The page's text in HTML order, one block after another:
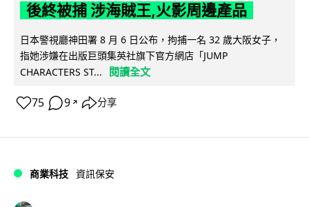
後終被捕 涉海賊王,火影周邊產品
日本警視廳神田署 8 月 6 日公布，拘捕一名 32 歲大阪女子，
指她涉嫌在出版巨頭集英社旗下官方網店「JUMP
CHARACTERS ST...
閱讀全文
75 9 ↗ 分享
商業科技 資訊保安